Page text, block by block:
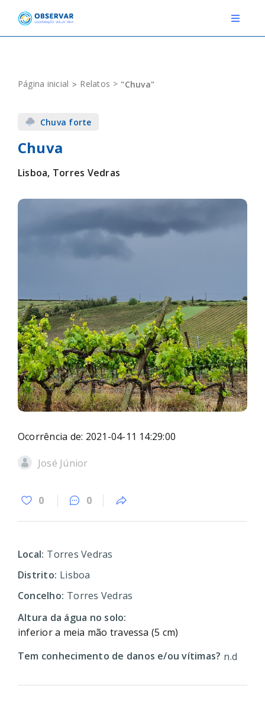
content
Toggle
EVENTOS
DEFINIÇÕES
F.A.Q.
Novo relato Login
Página inicial Relatos "Chuva"
Chuva forte
Chuva
Lisboa, Torres Vedras
Ocorrência de: 2021-04-11 14:29:00
José Júnior
0 0
Local: Torres Vedras
Distrito: Lisboa
Concelho: Torres Vedras
Altura da água no solo:
inferior a meia mão travessa (5 cm)
Tem conhecimento de danos e/ou vítimas? n.d